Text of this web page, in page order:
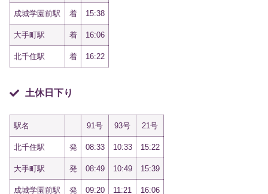
成城学園前駅 着 15:38
大手町駅 着 16:06
北千住駅 着 16:22
土休日下り
駅名 91号 93号 21号
北千住駅 発 08:33 10:33 15:22
大手町駅 発 08:49 10:49 15:39
成城学園前駅 発 09:20 11:21 16:06